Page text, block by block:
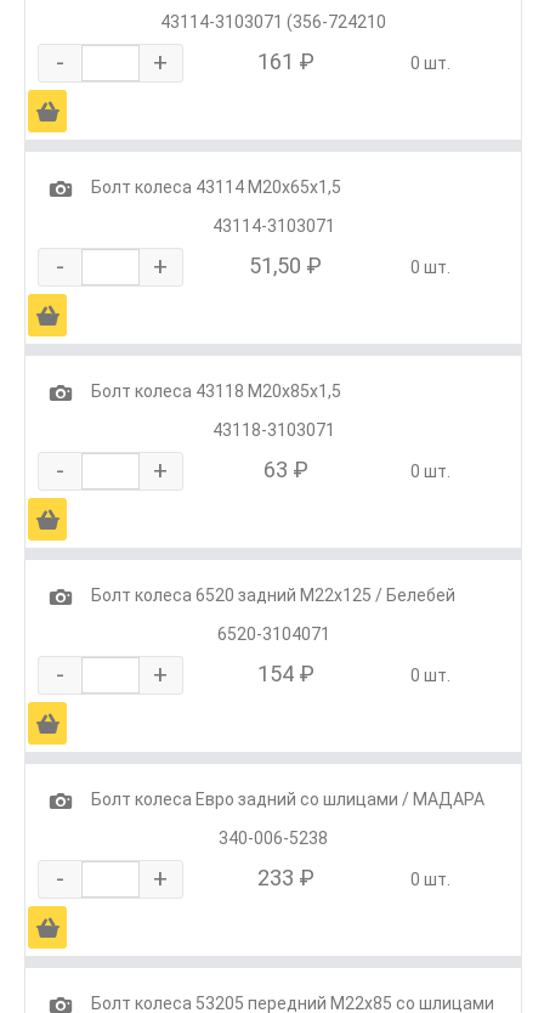
43114-3103071 (356-724210
- + 161 ₽ 0 шт.
Ä
1
Болт колеса 43114 М20х65х1,5
43114-3103071
- + 51,50 ₽ 0 шт.
Ä
1
Болт колеса 43118 М20х85х1,5
43118-3103071
- + 63 ₽ 0 шт.
Ä
1
Болт колеса 6520 задний М22х125 / Белебей
6520-3104071
- + 154 ₽ 0 шт.
Ä
1
Болт колеса Евро задний со шлицами / МАДАРА
340-006-5238
- + 233 ₽ 0 шт.
Ä
1
Болт колеса 53205 передний М22х85 со шлицами